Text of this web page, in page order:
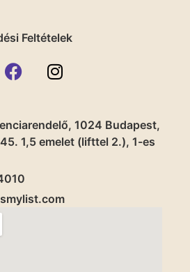
Feltételek
1024 Budapest,
1,5 emelet (lifttel 2.), 1-es